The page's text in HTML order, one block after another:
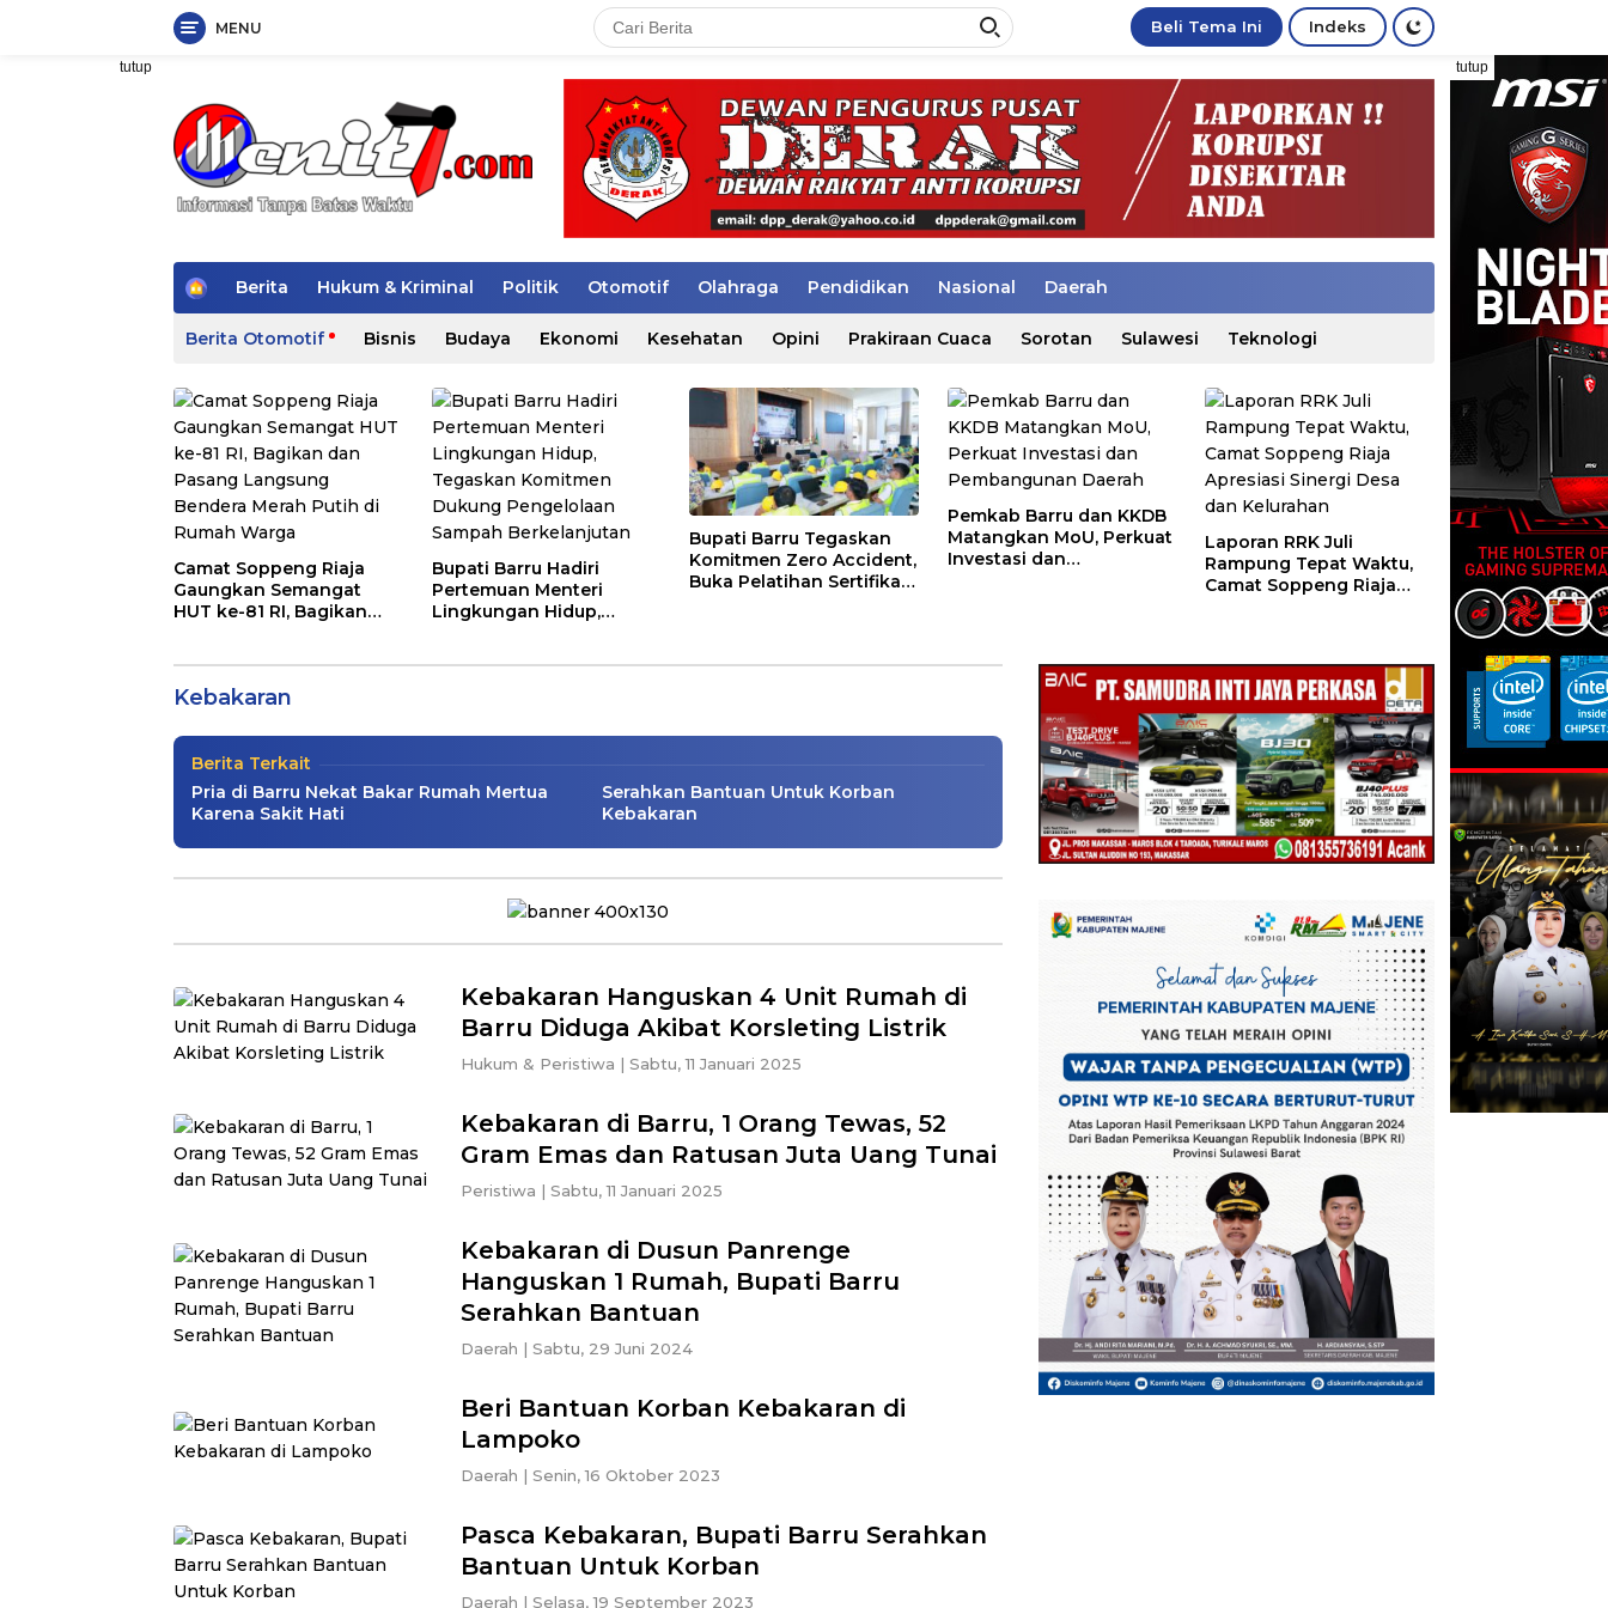
MENU Beli Tema Ini Indeks
tutup tutup
H
m
e
Berita Hukum & Kriminal Politik Otomotif Olahraga Pendidikan Nasional Daerah
Berita Otomotif Bisnis Budaya Ekonomi Kesehatan Opini Prakiraan Cuaca Sorotan Sulawesi Teknologi
Camat Soppeng Riaja
Gaungkan Semangat
HUT ke-81 RI, Bagikan
Bupati Barru Hadiri
Pertemuan Menteri
Lingkungan Hidup,
Bupati Barru Tegaskan
Komitmen Zero Accident,
Buka Pelatihan Sertifikasi
Pemkab Barru dan KKDB
Matangkan MoU, Perkuat
Investasi dan
Laporan RRK Juli
Rampung Tepat Waktu,
Camat Soppeng Riaja
Kebakaran
XIV/Hasanuddin Mawang, 6 Rumah Ludes Terbakar
Peristiwa|Rabu, 8 Juli 2026
Berita Terkait
Pria di Barru Nekat Bakar Rumah Mertua
Karena Sakit Hati
Serahkan Bantuan Untuk Korban
Kebakaran
Kebakaran Hanguskan 4 Unit Rumah di
Barru Diduga Akibat Korsleting Listrik
Hukum & Peristiwa | Sabtu, 11 Januari 2025
Kebakaran di Barru, 1 Orang Tewas, 52
Gram Emas dan Ratusan Juta Uang Tunai
Peristiwa | Sabtu, 11 Januari 2025
Kebakaran di Dusun Panrenge
Hanguskan 1 Rumah, Bupati Barru
Serahkan Bantuan
Daerah | Sabtu, 29 Juni 2024
Beri Bantuan Korban Kebakaran di
Lampoko
Daerah | Senin, 16 Oktober 2023
Pasca Kebakaran, Bupati Barru Serahkan
Bantuan Untuk Korban
Daerah | Selasa, 19 September 2023